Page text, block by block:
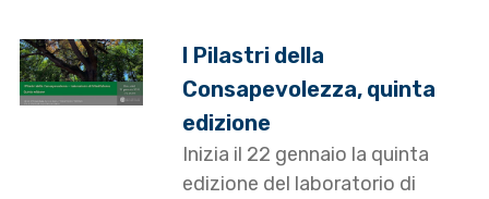
I Pilastri della
Consapevolezza, quinta
edizione
Inizia il 22 gennaio la quinta
edizione del laboratorio di